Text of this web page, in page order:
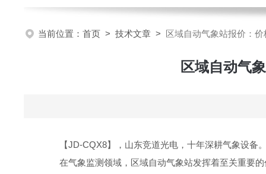
当前位置： 首页 > 技术文章 > 区域自动气象站报价：
区域自动气
【JD-CQX8】，山东竞道光电，十年深耕气象设备
在气象监测领域，区域自动气象站发挥着至关重要的